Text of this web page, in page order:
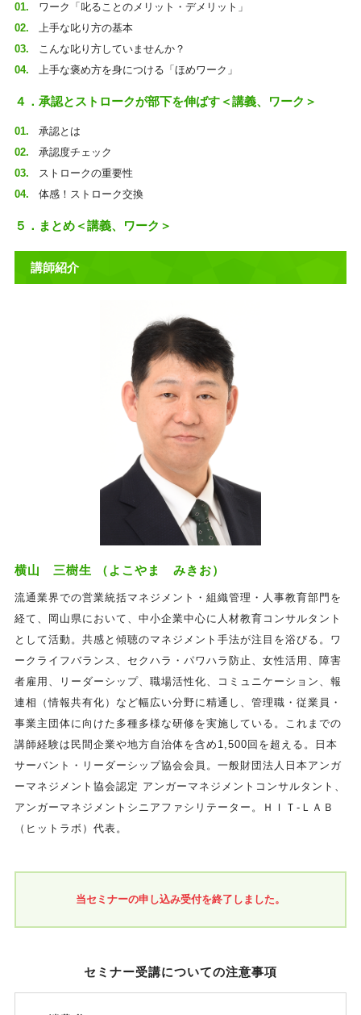
ワーク「叱ることのメリット・デメリット」
上手な叱り方の基本
こんな叱り方していませんか？
上手な褒め方を身につける「ほめワーク」
４．承認とストロークが部下を伸ばす＜講義、ワーク＞
承認とは
承認度チェック
ストロークの重要性
体感！ストローク交換
５．まとめ＜講義、ワーク＞
講師紹介
横山 三樹生 （よこやま みきお）
流通業界での営業統括マネジメント・組織管理・人事教育部門を
経て、岡山県において、中小企業中心に人材教育コンサルタント
として活動。共感と傾聴のマネジメント手法が注目を浴びる。ワ
ークライフバランス、セクハラ・パワハラ防止、女性活用、障害
者雇用、リーダーシップ、職場活性化、コミュニケーション、報
連相（情報共有化）など幅広い分野に精通し、管理職・従業員・
事業主団体に向けた多種多様な研修を実施している。これまでの
講師経験は民間企業や地方自治体を含め1,500回を超える。日本
サーバント・リーダーシップ協会会員。一般財団法人日本アンガ
ーマネジメント協会認定 アンガーマネジメントコンサルタント、
アンガーマネジメントシニアファシリテーター。ＨＩＴ-ＬＡＢ
（ヒットラボ）代表。
当セミナーの申し込み受付を終了しました。
セミナー受講についての注意事項